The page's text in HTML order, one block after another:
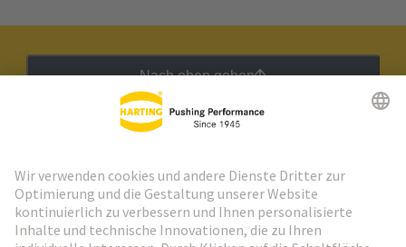
Nach oben gehen